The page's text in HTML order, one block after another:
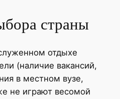
страны
отдыхе
(наличие вакансий,
в местном вузе,
не играют весомой